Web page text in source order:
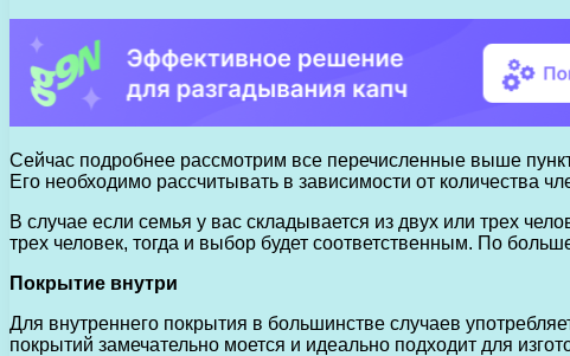
Сейчас подробнее рассмотрим все перечисленные выше
Его необходимо рассчитывать в зависимости от количества
В случае если семья у вас складывается из двух или трех
трех человек, тогда и выбор будет соответственным. По
Покрытие внутри
Для внутреннего покрытия в большинстве случаев
покрытий замечательно моется и идеально подходит для